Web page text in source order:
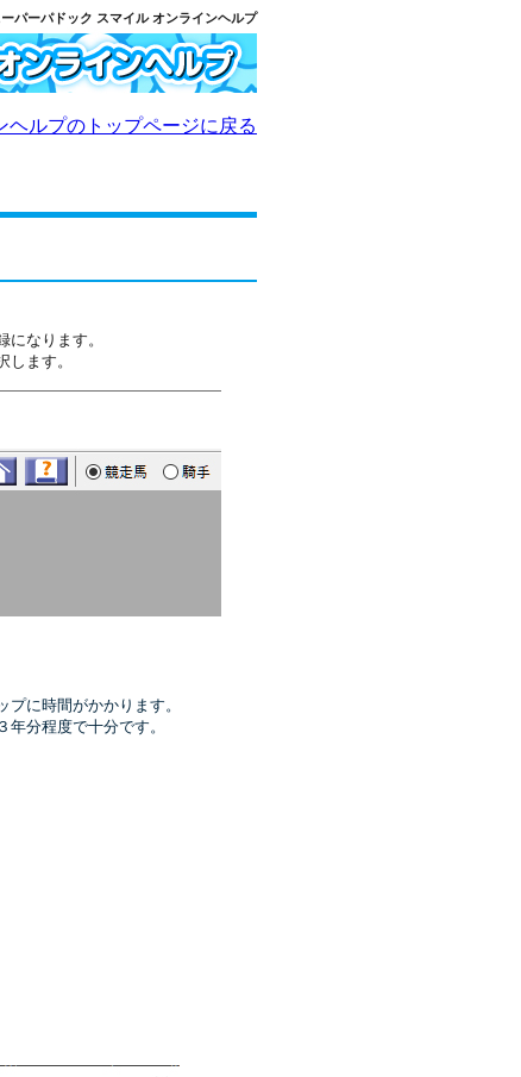
ーパーパドック スマイル オンラインヘルプ
ヘルプのトップページに戻る
なります。
ます。
に時間がかかります。
分程度で十分です。